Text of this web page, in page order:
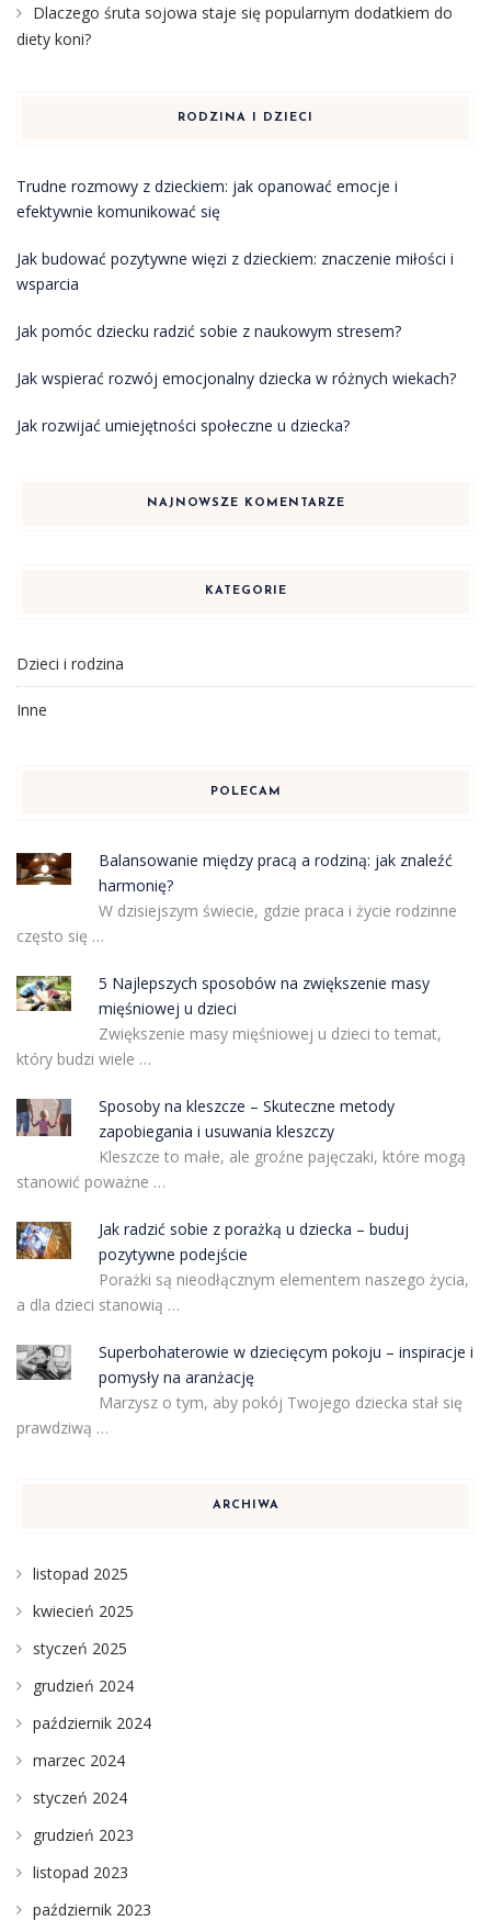
Dlaczego śruta sojowa staje się popularnym dodatkiem do
diety koni?
RODZINA I DZIECI
Trudne rozmowy z dzieckiem: jak opanować emocje i
efektywnie komunikować się
Jak budować pozytywne więzi z dzieckiem: znaczenie miłości i
wsparcia
Jak pomóc dziecku radzić sobie z naukowym stresem?
Jak wspierać rozwój emocjonalny dziecka w różnych wiekach?
Jak rozwijać umiejętności społeczne u dziecka?
NAJNOWSZE KOMENTARZE
KATEGORIE
Dzieci i rodzina
Inne
POLECAM
Balansowanie między pracą a rodziną: jak znaleźć
harmonię?
W dzisiejszym świecie, gdzie praca i życie rodzinne
często się …
5 Najlepszych sposobów na zwiększenie masy
mięśniowej u dzieci
Zwiększenie masy mięśniowej u dzieci to temat,
który budzi wiele …
Sposoby na kleszcze – Skuteczne metody
zapobiegania i usuwania kleszczy
Kleszcze to małe, ale groźne pajęczaki, które mogą
stanowić poważne …
Jak radzić sobie z porażką u dziecka – buduj
pozytywne podejście
Porażki są nieodłącznym elementem naszego życia,
a dla dzieci stanowią …
Superbohaterowie w dziecięcym pokoju – inspiracje i
pomysły na aranżację
Marzysz o tym, aby pokój Twojego dziecka stał się
prawdziwą …
ARCHIWA
listopad 2025
kwiecień 2025
styczeń 2025
grudzień 2024
październik 2024
marzec 2024
styczeń 2024
grudzień 2023
listopad 2023
październik 2023